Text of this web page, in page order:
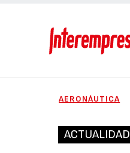
AERONÁUTICA
ACTUALIDAD